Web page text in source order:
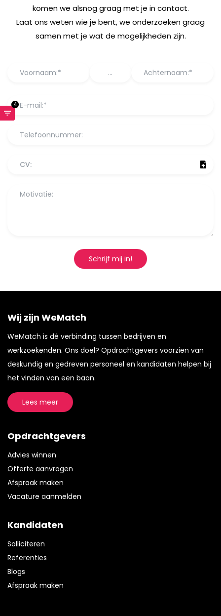
4
komen we alsnog graag met je in contact.
Laat ons weten wie je bent, we onderzoeken graag
samen met je wat de mogelijkheden zijn.
CV:
Schrijf mij in!
Wij zijn WeMatch
WeMatch is dé verbinding tussen bedrijven en
werkzoekenden. Ons doel? Opdrachtgevers voorzien van
deskundig en gedreven personeel en kandidaten helpen bij
het vinden van een baan.
Lees meer
Opdrachtgevers
Advies winnen
Offerte aanvragen
Afspraak maken
Vacature aanmelden
Kandidaten
Solliciteren
Referenties
Blogs
Afspraak maken